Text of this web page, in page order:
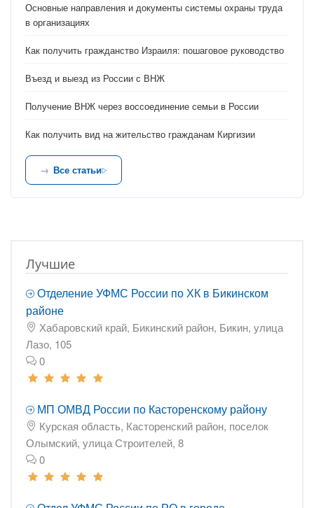
Основные направления и документы системы охраны труда
в организациях
Как получить гражданство Израиля: пошаговое руководство
Въезд и выезд из России с ВНЖ
Получение ВНЖ через воссоединение семьи в России
Как получить вид на жительство гражданам Киргизии
Все статьи
Лучшие
Отделение УФМС России по ХК в Бикинском
районе
Хабаровский край, Бикинский район, Бикин, улица
Лазо, 105
0
МП ОМВД России по Касторенскому району
Курская область, Касторенский район, поселок
Олымский, улица Строителей, 8
0